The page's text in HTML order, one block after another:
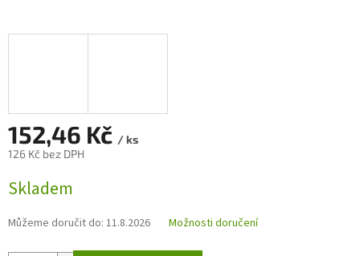
152,46 Kč / ks
126 Kč bez DPH
cena:
Skladem
Můžeme doručit do: 11.8.2026 Možnosti doručení